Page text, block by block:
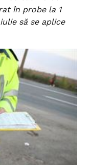
în probe la 1
să se aplice